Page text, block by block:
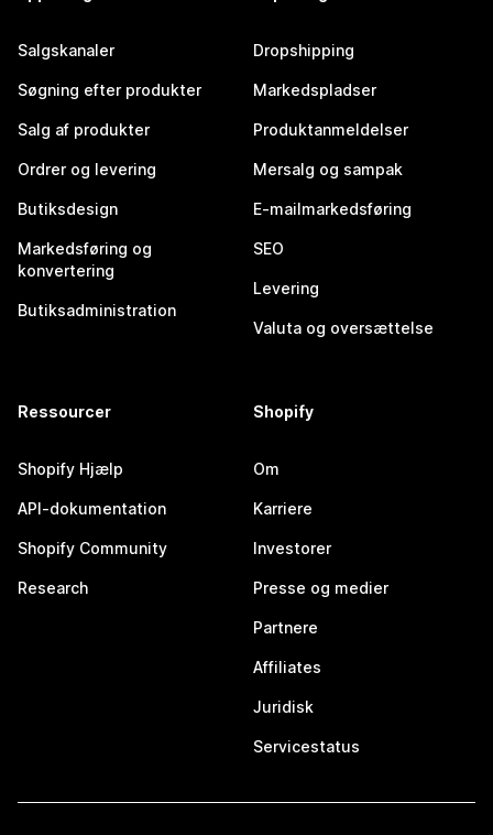
Salgskanaler
Søgning efter produkter
Salg af produkter
Ordrer og levering
Butiksdesign
Markedsføring og
konvertering
Butiksadministration
Dropshipping
Markedspladser
Produktanmeldelser
Mersalg og sampak
E-mailmarkedsføring
SEO
Levering
Valuta og oversættelse
Ressourcer
Shopify Hjælp
API-dokumentation
Shopify Community
Research
Shopify
Om
Karriere
Investorer
Presse og medier
Partnere
Affiliates
Juridisk
Servicestatus